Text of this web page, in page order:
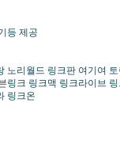
등 제공
노리월드 링크판 여기여
링크 링크맥 링크라이브
링크온